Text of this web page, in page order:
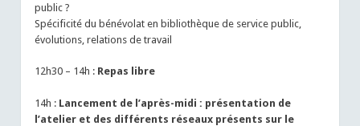
public ?
Spécificité du bénévolat en bibliothèque de service public,
évolutions, relations de travail
12h30 – 14h : Repas libre
14h : Lancement de l’après-midi : présentation de
l’atelier et des différents réseaux présents sur le